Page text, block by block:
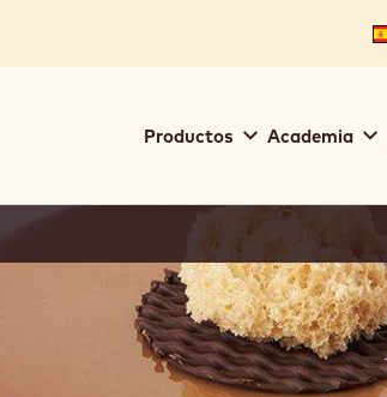
navigation
Productos Academia